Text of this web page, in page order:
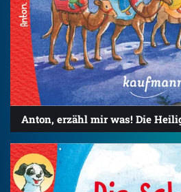
Anton, erzähl mir was! Die